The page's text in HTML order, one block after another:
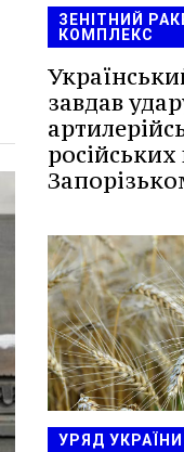
ЗЕНІТНИЙ
КОМПЛЕКС
завдав
російських
УРЯД УКРАЇНИ